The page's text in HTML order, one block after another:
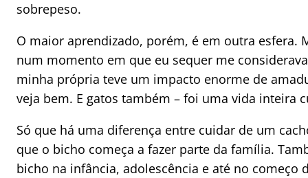
sobrepeso.
O maior aprendizado, porém, é em outra esfera.
num momento em que eu sequer me
minha própria teve um impacto enorme de
veja bem. E gatos também – foi uma vida inteira
Só que há uma diferença entre cuidar de um
que o bicho começa a fazer parte da família.
bicho na infância, adolescência e até no começo